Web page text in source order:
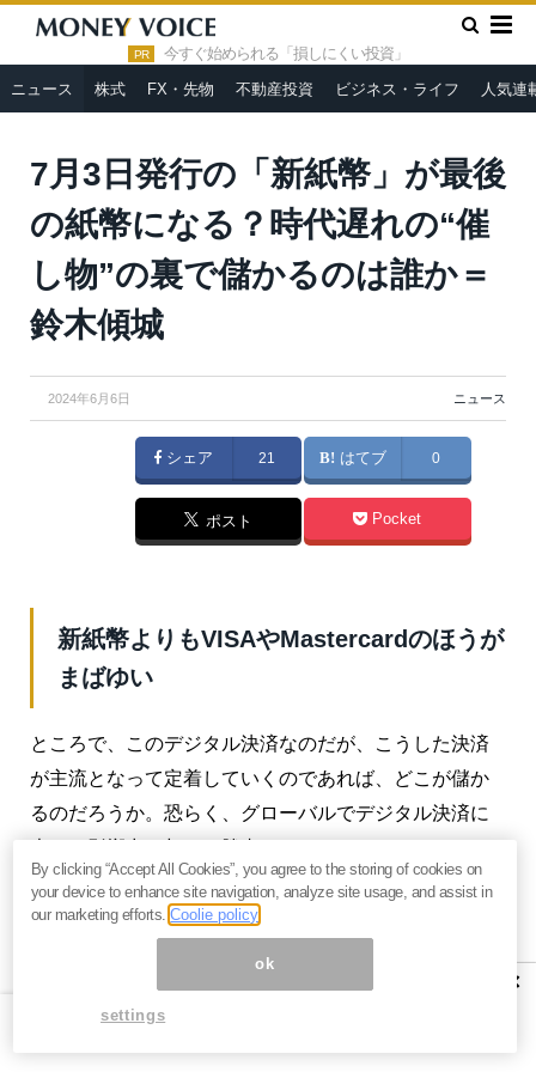
PR 今すぐ始められる「損しにくい投資」
ニュース 株式 FX・先物 不動産投資 ビジネス・ライフ 人気連
HOME » ニュース »
7月3日発行の「新紙幣」が最後の紙幣に
なる？時代遅れの“催し物”の裏で儲かるのは誰か＝鈴木傾城
7月3日発行の「新紙幣」が最後
の紙幣になる？時代遅れの“催
し物”の裏で儲かるのは誰か＝
鈴木傾城
2024年6月6日 ニュース
シェア 21 はてブ 0
ポスト Pocket
新紙幣よりもVISAやMastercardのほうが
まばゆい
ところで、このデジタル決済なのだが、こうした決済
が主流となって定着していくのであれば、どこが儲か
るのだろうか。恐らく、グローバルでデジタル決済に
Mastercardだろう。
PayPalのようなフィンテック（FinanceとTechnology
を組み合わせた造語）も広がって行くのだろうが、
VISAやMastercardの堅牢性や信頼性はすでに全世界で
×
By clicking “Accept All Cookies”, you agree to the storing of cookies on
your device to enhance site navigation, analyze site usage, and assist in
our marketing efforts.Coolie policy
ok
settings